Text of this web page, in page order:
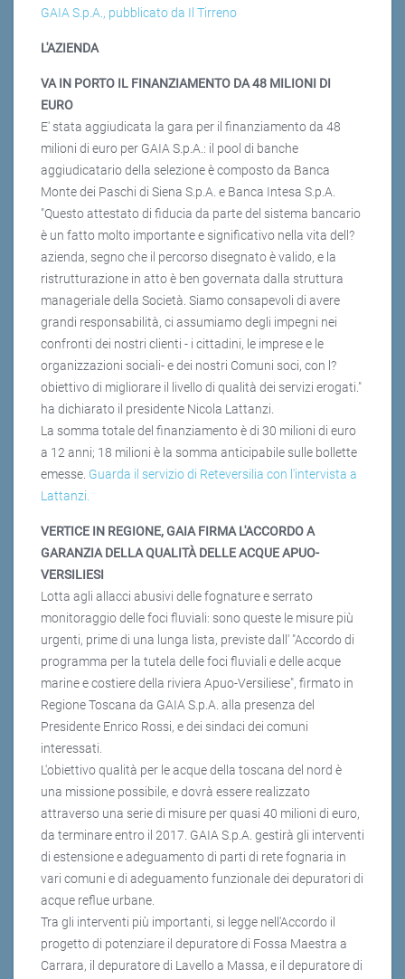
GAIA S.p.A., pubblicato da Il Tirreno
L'AZIENDA
VA IN PORTO IL FINANZIAMENTO DA 48 MILIONI DI
EURO
E' stata aggiudicata la gara per il finanziamento da 48
milioni di euro per GAIA S.p.A.: il pool di banche
aggiudicatario della selezione è composto da Banca
Monte dei Paschi di Siena S.p.A. e Banca Intesa S.p.A.
"Questo attestato di fiducia da parte del sistema bancario
è un fatto molto importante e significativo nella vita dell?
azienda, segno che il percorso disegnato è valido, e la
ristrutturazione in atto è ben governata dalla struttura
manageriale della Società. Siamo consapevoli di avere
grandi responsabilità, ci assumiamo degli impegni nei
confronti dei nostri clienti - i cittadini, le imprese e le
organizzazioni sociali- e dei nostri Comuni soci, con l?
obiettivo di migliorare il livello di qualità dei servizi erogati."
ha dichiarato il presidente Nicola Lattanzi.
La somma totale del finanziamento è di 30 milioni di euro
a 12 anni; 18 milioni è la somma anticipabile sulle bollette
emesse. Guarda il servizio di Reteversilia con l'intervista a
Lattanzi.
VERTICE IN REGIONE, GAIA FIRMA L'ACCORDO A
GARANZIA DELLA QUALITÀ DELLE ACQUE APUO-
VERSILIESI
Lotta agli allacci abusivi delle fognature e serrato
monitoraggio delle foci fluviali: sono queste le misure più
urgenti, prime di una lunga lista, previste dall' "Accordo di
programma per la tutela delle foci fluviali e delle acque
marine e costiere della riviera Apuo-Versiliese", firmato in
Regione Toscana da GAIA S.p.A. alla presenza del
Presidente Enrico Rossi, e dei sindaci dei comuni
interessati.
L'obiettivo qualità per le acque della toscana del nord è
una missione possibile, e dovrà essere realizzato
attraverso una serie di misure per quasi 40 milioni di euro,
da terminare entro il 2017. GAIA S.p.A. gestirà gli interventi
di estensione e adeguamento di parti di rete fognaria in
vari comuni e di adeguamento funzionale dei depuratori di
acque reflue urbane.
Tra gli interventi più importanti, si legge nell'Accordo il
progetto di potenziare il depuratore di Fossa Maestra a
Carrara, il depuratore di Lavello a Massa, e il depuratore di